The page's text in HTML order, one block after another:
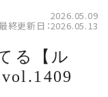
2026.05.09
終更新日：2026.05.13
る【ル